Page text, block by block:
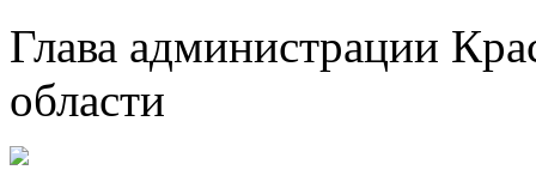
Глава администрации
области